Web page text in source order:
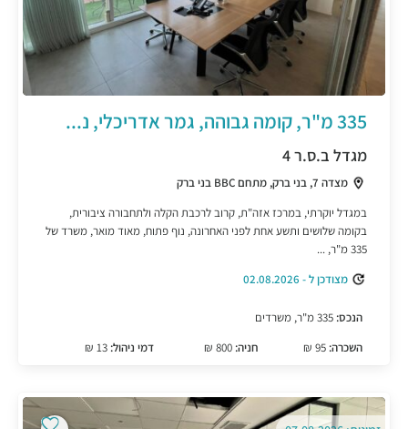
335 מ"ר, קומה גבוהה, גמר אדריכלי, נ...
מגדל ב.ס.ר 4
מצדה 7, בני ברק, מתחם BBC בני ברק
במגדל יוקרתי, במרכז אזה"ת, קרוב לרכבת הקלה ולתחבורה ציבורית,
בקומה שלושים ותשע אחת לפני האחרונה, נוף פתוח, מאוד מואר, משרד של
335 מ"ר, ...
מצודכן ל - 02.08.2026
הנכס:
השכרה:
חניה: 800 ₪ דמי ניהול: